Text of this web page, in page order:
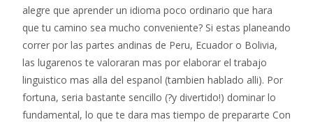
alegre que aprender un idioma poco ordinario que hara
que tu camino sea mucho conveniente? Si estas planeando
correr por las partes andinas de Peru, Ecuador o Bolivia,
las lugarenos te valoraran mas por elaborar el trabajo
linguistico mas alla del espanol (tambien hablado alli). Por
fortuna, seri­a bastante sencillo (?y divertido!) dominar lo
fundamental, lo que te dara mas tiempo de prepararte Con